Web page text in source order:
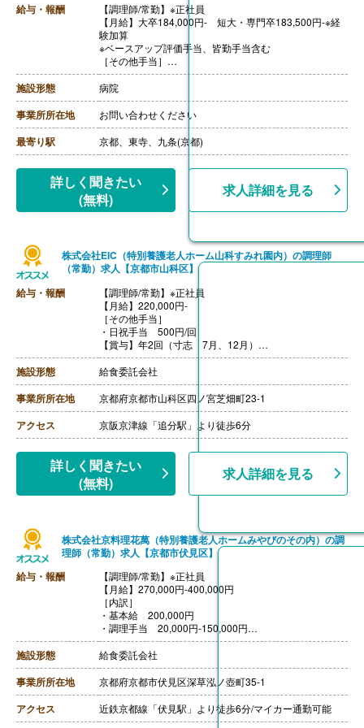
給与・報酬
【調理師/常勤】※正社員
【月給】大卒184,000円- 短大・専門卒183,500円-※経
験加算
※ベースアップ評価手当、皆勤手当含む
［その他手当］
・早出手当 1,000円/回
・遅出手当 1,000円/回
【賞与】年2回（7月、12月）
【通勤手当】あり（上限50,000円/月）
【昇給】年1回（4月）
施設形態 病院
事業所所在地 お問い合わせください
最寄り駅 京都、東寺、九条(京都)
詳しく聞きたい
(無料)
求人詳細を見る
株式会社EIC（特別養護老人ホーム山科すみれ園内）の調理師
（常勤）求人【京都市山科区】
給与・報酬
【調理師/常勤】※正社員
【月給】220,000円-
［その他手当］
・日祝手当 500円/回
【賞与】年2回（寸志 7月、12月）
【通勤手当】あり（上限30,000円/月）
【昇給】年1回
【退職金】あり※勤続3年以上
施設形態 給食委託会社
事業所所在地 京都府京都市山科区四ノ宮芝畑町23-1
アクセス 京阪京津線「追分駅」より徒歩6分
詳しく聞きたい
(無料)
求人詳細を見る
株式会社京料理花萬（特別養護老人ホームみやびのその内）の調
理師（常勤）求人【京都市伏見区】
給与・報酬
【調理師/常勤】※正社員
【月給】270,000円-400,000円
［内訳］
・基本給 200,000円
・調理手当 20,000円-150,000円
・固定残業代（25時間分）50,000円
※固定残業代は残業の有無にかかわらず支給、超過分は
法定通り支給
［その他手当］
・住宅手当
・引越し手当
【賞与】年2回
施設形態 給食委託会社
事業所所在地 京都府京都市伏見区深草泓ノ壺町35-1
アクセス 近鉄京都線「伏見駅」より徒歩6分/マイカー通勤可能